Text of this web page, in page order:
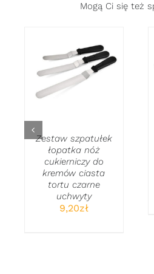
Mogą Ci się też
DODAJ DO
KOSZYKA
/
SZCZEGÓŁY
Zestaw szpatułek
łopatka nóż
cukierniczy do
kremów ciasta
tortu czarne
uchwyty
9,20zł